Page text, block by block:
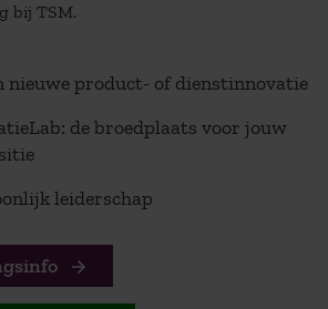
bij TSM.
nieuwe product- of dienstinnovatie
de broedplaats voor jouw
leiderschap